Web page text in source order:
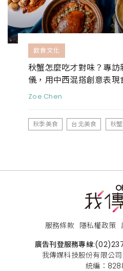
飲食文化
秋蟹怎麼吃才對味？專
儀，用中西混搭創意表現
Zoe Chen
秋季美食 台北美食 秋
服務條款 隱私權政策
廣告刊登服務專線:
我傳媒科技股份有限公
統編：